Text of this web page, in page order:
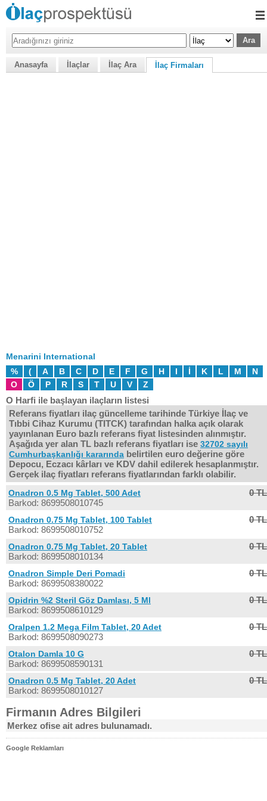
Anasayfa İlaçlar İlaç Ara İlaç Firmaları
Menarini International
%
( A B C D E F G H I İ K L M
N
O
Ö P R S T U V Z
O Harfi ile başlayan ilaçların listesi
Referans fiyatları ilaç güncelleme tarihinde Türkiye İlaç ve
Tıbbi Cihaz Kurumu (TITCK) tarafından halka açık olarak
yayınlanan Euro bazlı referans fiyat listesinden alınmıştır.
Aşağıda yer alan TL bazlı referans fiyatları ise 32702 sayılı
Cumhurbaşkanlığı kararında belirtilen euro değerine göre
Depocu, Eczacı kârları ve KDV dahil edilerek hesaplanmıştır.
Gerçek ilaç fiyatları referans fiyatlarından farklı olabilir.
Onadron 0.5 Mg Tablet, 500 Adet
Barkod: 8699508010745
0 TL
Onadron 0.75 Mg Tablet, 100 Tablet
Barkod: 8699508010752
0 TL
Onadron 0.75 Mg Tablet, 20 Tablet
Barkod: 8699508010134
0 TL
Onadron Simple Deri Pomadi
Barkod: 8699508380022
0 TL
Opidrin %2 Steril Göz Damlası, 5 Ml
Barkod: 8699508610129
0 TL
Oralpen 1.2 Mega Film Tablet, 20 Adet
Barkod: 8699508090273
0 TL
Otalon Damla 10 G
Barkod: 8699508590131
0 TL
Onadron 0.5 Mg Tablet, 20 Adet
Barkod: 8699508010127
0 TL
Firmanın Adres Bilgileri
Merkez ofise ait adres bulunamadı.
Google Reklamları